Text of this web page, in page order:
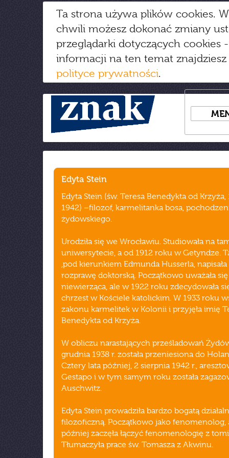
Ta strona używa plików cookies.
chwili możesz dokonać zmiany
przeglądarki dotyczących cookies
informacji na ten temat
polityce prywatności.
Edyta Stein
Edyta Stein (św. Teresa Benedykta od Krzyża,
1942) –filozof, karmelitanka bosa,
żydowskiego.
Urodziła się we Wrocławiu. Studiowała na
uniwersytecie, a od 1912 roku w Getyndze.
,pod kierunkiem Edmunda Husserla, napisała
rozprawę doktorską. Początkowo uważała
niewierząca, ale w 1922 roku zdecydowała
chrzest w Kościele katolickim. W 1933 roku
zakonu karmelitek w Kolonii i przyjęła imię
Benedykta od Krzyża.
W obliczu narastających prześladowań
grudnia 1938 r. została przeniesiona do
Cztery lata później, 2 sierpnia 1942 r.,
Gestapo i w tym samym roku została
Auschwitz.
Edyta Stein prowadziła bardzo bogatą
filozoficzną. Początkowo jako fenomenolog,
później zaczęła łączyć fenomenologię z
Tłumaczyła prace św. Tomasza z Akwinu.